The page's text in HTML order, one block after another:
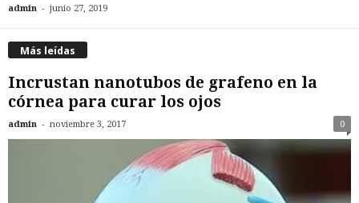
admin - junio 27, 2019
Más leídas
Incrustan nanotubos de grafeno en la
córnea para curar los ojos
admin - noviembre 3, 2017 0